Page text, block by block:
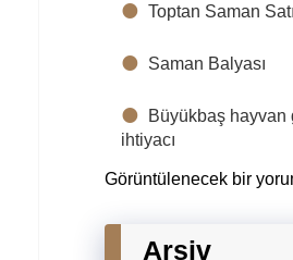
Toptan Saman
Saman Balyası
Büyükbaş hayvan
ihtiyacı
Görüntülenecek bir
Arşiv